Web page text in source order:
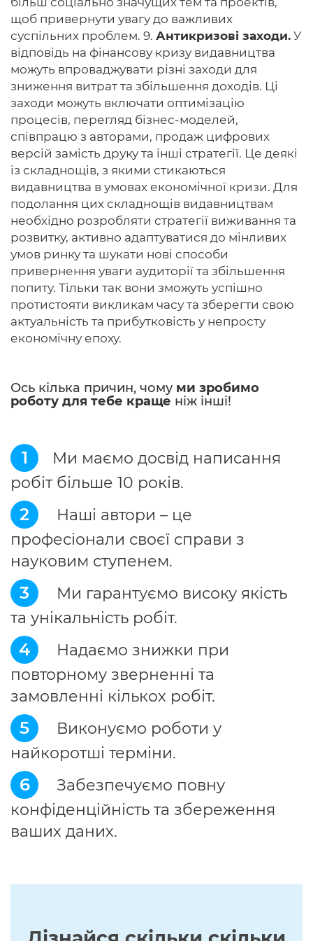
щоб привернути увагу до важливих
суспільних проблем. 9. Антикризові заходи. У
відповідь на фінансову кризу видавництва
можуть впроваджувати різні заходи для
зниження витрат та збільшення доходів. Ці
заходи можуть включати оптимізацію
процесів, перегляд бізнес-моделей,
співпрацю з авторами, продаж цифрових
версій замість друку та інші стратегії. Це деякі
із складнощів, з якими стикаються
видавництва в умовах економічної кризи. Для
подолання цих складнощів видавництвам
необхідно розробляти стратегії виживання та
розвитку, активно адаптуватися до мінливих
умов ринку та шукати нові способи
привернення уваги аудиторії та збільшення
попиту. Тільки так вони зможуть успішно
протистояти викликам часу та зберегти свою
актуальність та прибутковість у непросту
економічну епоху.
Ось кілька причин, чому ми зробимо
роботу для тебе краще ніж інші!
1
Ми маємо досвід написання
робіт більше 10 років.
2
Наші автори – це
професіонали своєї справи з
науковим ступенем.
3
Ми гарантуємо високу якість
та унікальність робіт.
4
Надаємо знижки при
повторному зверненні та
замовленні кількох робіт.
5
Виконуємо роботи у
найкоротші терміни.
6
Забезпечуємо повну
конфіденційність та збереження
ваших даних.